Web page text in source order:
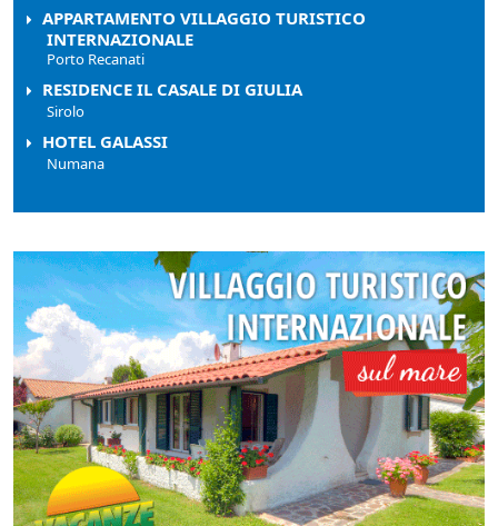
APPARTAMENTO VILLAGGIO TURISTICO
INTERNAZIONALE
Porto Recanati
RESIDENCE IL CASALE DI GIULIA
Sirolo
HOTEL GALASSI
Numana